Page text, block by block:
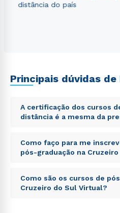
distância do país
Principais dúvidas
A certificação dos cursos
distância é a mesma da
Sed ut perspiciatis unde
voluptatem accusantium
totam rem aperiam, eaque
explicabo. Nemo enim
voluptas sit aspernatur aut
Como faço para me
pós-graduação na
Sed ut perspiciatis unde
voluptatem accusantium
Como são os cursos de
Cruzeiro do Sul Virtual?